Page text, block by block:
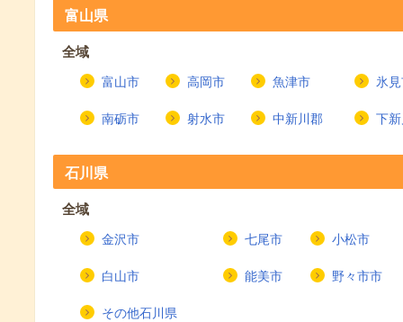
富山県
全域
富山市 高岡市 魚津市 氷
南砺市 射水市 中新川郡 下
石川県
全域
金沢市 七尾市 小松市
白山市 能美市 野々市市
その他石川県